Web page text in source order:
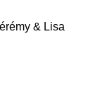
& Lisa